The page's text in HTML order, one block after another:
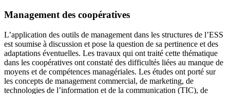
Management des coopératives
L’application des outils de management dans les structures de l’ESS
est soumise à discussion et pose la question de sa pertinence et des
adaptations éventuelles. Les travaux qui ont traité cette thématique
dans les coopératives ont constaté des difficultés liées au manque de
moyens et de compétences managériales. Les études ont porté sur
les concepts de management commercial, de marketing, de
technologies de l’information et de la communication (TIC), de